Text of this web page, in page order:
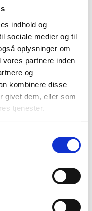
indhold og
sociale medier og til
oplysninger om
partnere inden
og
kombinere disse
givet dem, eller som
tjenester.
kan få noget at drikke
maden serveres.
veganske, mælkefri